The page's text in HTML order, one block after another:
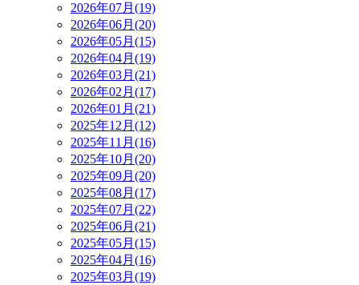
2026年07月(19)
2026年06月(20)
2026年05月(15)
2026年04月(19)
2026年03月(21)
2026年02月(17)
2026年01月(21)
2025年12月(12)
2025年11月(16)
2025年10月(20)
2025年09月(20)
2025年08月(17)
2025年07月(22)
2025年06月(21)
2025年05月(15)
2025年04月(16)
2025年03月(19)